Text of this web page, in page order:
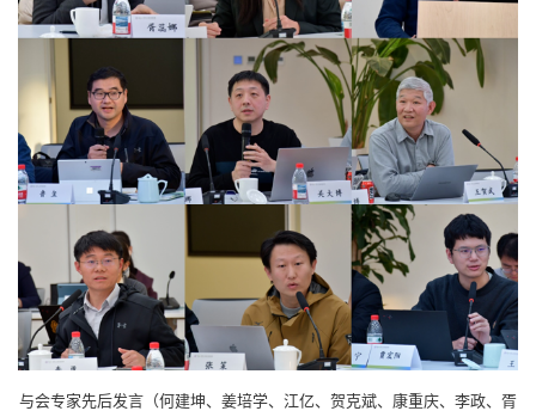
与会专家先后发言（何建坤、姜培学、江亿、贺克斌、康重庆、李政、胥